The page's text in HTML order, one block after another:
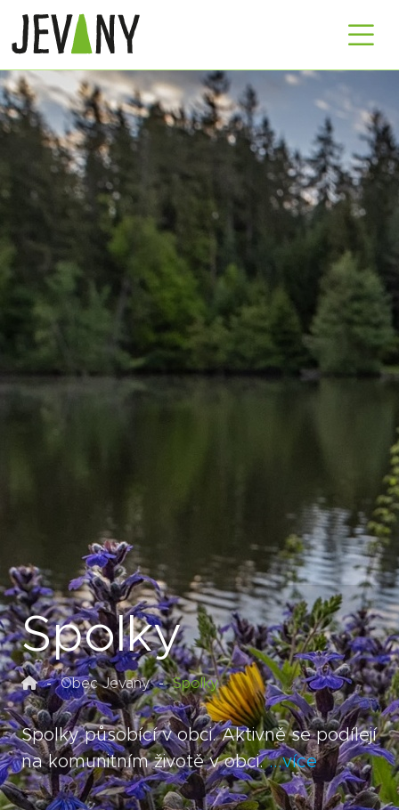
Spolky
Obec Jevany Spolky
Spolky působící v obci. Aktivně se podílejí
na komunitním životě v obci....více